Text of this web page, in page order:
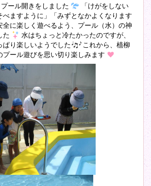
プール開きをしました
「けがをしない
べますように」「みずとなかよくなります
全に楽しく遊べるよう、プール（水）の神
た
水はちょっと冷たかったのですが、
ぱり楽しいようでした
これから、植柳
ール遊びを思い切り楽しみます